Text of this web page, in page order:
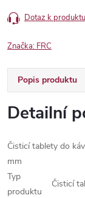
Dotaz k produktu
Značka: FRC
Popis produktu
Detailní
Čisticí tablety do
mm
Typ
produktu
Čisticí